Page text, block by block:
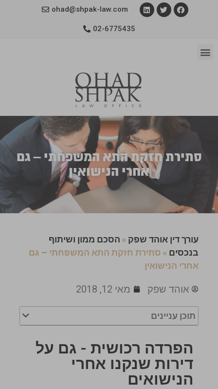
ohad@shpak-law.com
02-6775435
סתירת חזקת התא המשפחתי – גם
אחרי הנישואין
עורך דין אוהד שפק » הסכם ממון ושיתוף
בנכסים » סתירת חזקת התא המשפחתי – גם
אחרי הנישואין
אוהד שפק מאי 12, 2018
תוכן עניינים
הפרדה רכושית - גם על
דירות שנקנו אחרי
הנישואים